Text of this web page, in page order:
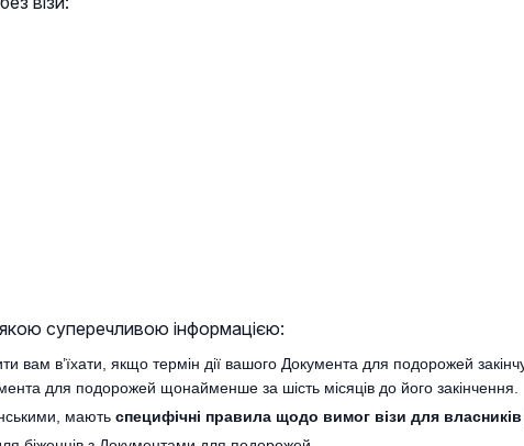
суперечливою інформацією:
вам в’їхати, якщо термін дії вашого Документа для подорожей
для подорожей щонайменше за шість місяців до його закінчення.
мають специфічні правила щодо вимог візи для